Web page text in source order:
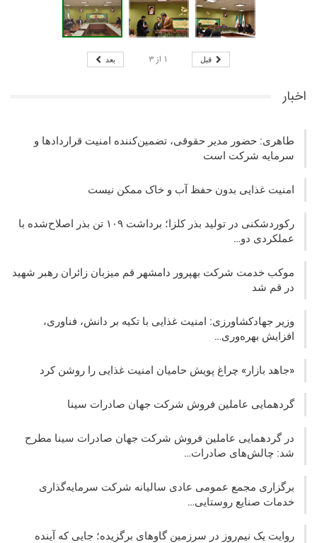
قبل ۱ از ۳ بعد
اخبار
طاهری: حضور مدیر حقوقی، تضمین‌کننده امنیت قراردادها و
سرمایه شرکت‌ است
امنیت غذایی بدون حفظ آب و خاک ممکن نیست
رکوردشکنی در تولید بذر کلزا؛ برداشت ۱۰۹ تن بذر اصلاح‌شده با
عملکردی دو…
موکب خدمت شرکت بهپرور دامشهر قم میزبان زائران رهبر شهید
در قم شد
وزیر جهادکشاورزی: امنیت غذایی با تکیه بر دانش، فناوری،
افزایش بهره‌وری…
«جاهد بازار» چراغ پویش حامیان امنیت غذایی را روشن کرد
گردهمایی عاملین فروش شرکت جهان صادرات سینا
در گردهمایی عاملین فروش شرکت جهان صادرات سینا مطرح
شد: چالش‌های صادرات…
برگزاری مجمع عمومی عادی سالیانه شرکت سرمایه‌گذاری
خدمات صنایع روستایی…
روایت یک نیم‌روز در سرزمین گاوهای برگزیده؛ جایی که آینده